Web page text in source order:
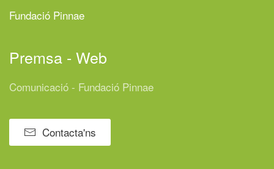
Fundació Pinnae
Premsa - Web
Comunicació - Fundació Pinnae
Contacta'ns